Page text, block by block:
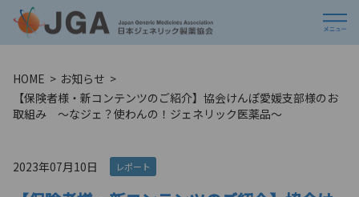
HOME
お知らせ
【保険者様・新コンテンツのご紹介】協会けんぽ愛媛支部様のお
取組み ～なジェ？使わんの！ジェネリック医薬品〜
2023年07月10日 レポート